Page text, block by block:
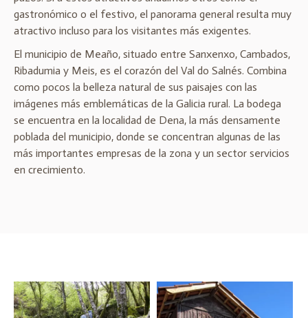
gastronómico o el festivo, el panorama general resulta muy
atractivo incluso para los visitantes más exigentes.
El municipio de Meaño, situado entre Sanxenxo, Cambados,
Ribadumia y Meis, es el corazón del Val do Salnés. Combina
como pocos la belleza natural de sus paisajes con las
imágenes más emblemáticas de la Galicia rural. La bodega
se encuentra en la localidad de Dena, la más densamente
poblada del municipio, donde se concentran algunas de las
más importantes empresas de la zona y un sector servicios
en crecimiento.